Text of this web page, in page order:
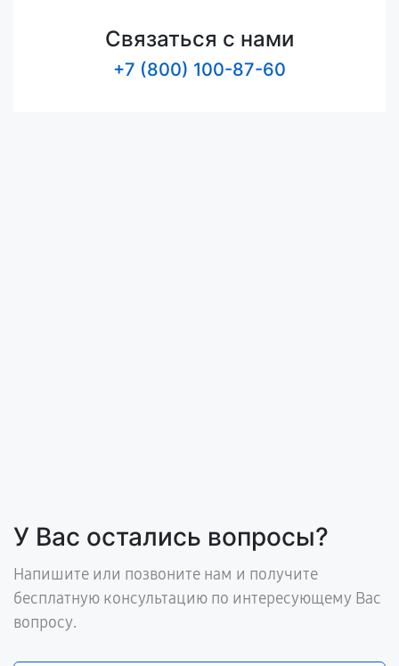
Связаться с нами
+7 (800) 100-87-60
У Вас остались вопросы?
Напишите или позвоните нам и получите
бесплатную консультацию по интересующему Вас
вопросу.